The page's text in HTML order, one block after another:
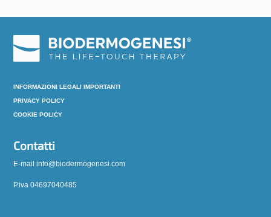
INFORMAZIONI LEGALI IMPORTANTI
PRIVACY POLICY
COOKIE POLICY
Contatti
E-mail info@biodermogenesi.com
P.iva 04697040485